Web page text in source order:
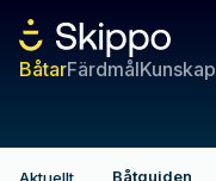
BåtarFärdmålKunskap
Båtguiden